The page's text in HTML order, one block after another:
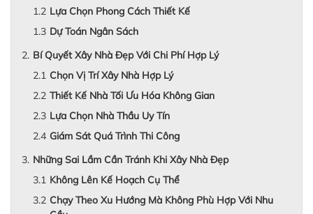
Lựa Chọn Phong Cách Thiết Kế
Dự Toán Ngân Sách
Bí Quyết Xây Nhà Đẹp Với Chi Phí Hợp Lý
Chọn Vị Trí Xây Nhà Hợp Lý
Thiết Kế Nhà Tối Ưu Hóa Không Gian
Lựa Chọn Nhà Thầu Uy Tín
Giám Sát Quá Trình Thi Công
Những Sai Lầm Cần Tránh Khi Xây Nhà Đẹp
Không Lên Kế Hoạch Cụ Thể
Chạy Theo Xu Hướng Mà Không Phù Hợp Với Nhu